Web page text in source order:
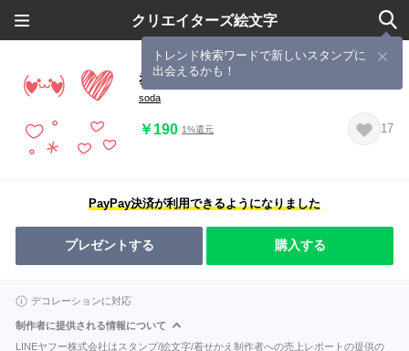
クリエイターズ絵文字
トレンド検索ワードで新しいスタンプに
出会えるかも！
赤いハートの絵文字♡
soda
￥190 1%還元 17
PayPay決済が利用できるようになりました
プレゼントする 購入する
デコレーションに対応
制作者に提供される情報について
LINEヤフー株式会社はスタンプ/絵文字/着せかえ制作者への売上レポートの提供の